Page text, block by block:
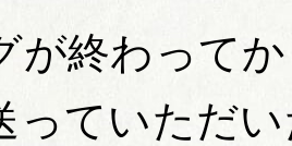
が終わって
っていただ